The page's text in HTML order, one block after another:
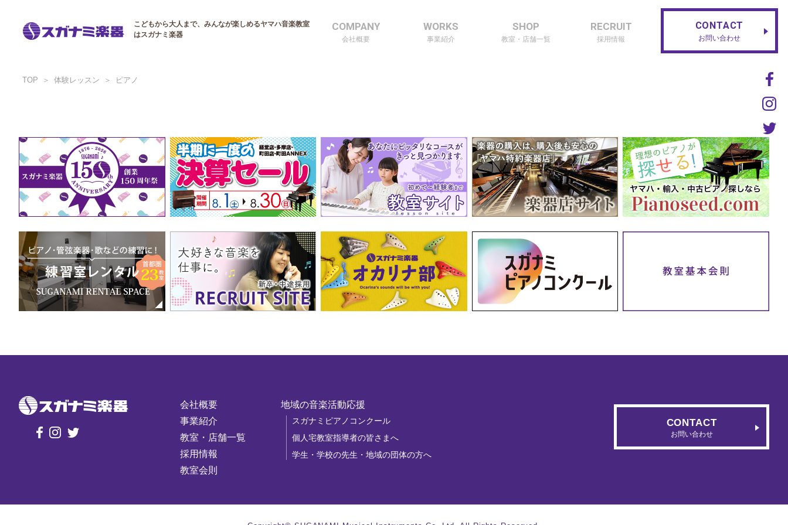
こどもから大人まで、みんなが楽しめるヤマハ音楽教室
はスガナミ楽器
COMPANY
会社概要
WORKS
事業紹介
SHOP
教室・店舗一覧
RECRUIT
採用情報
CONTACT
お問い合わせ
TOP 体験レッスン ピアノ
会社概要
事業紹介
教室・店舗一覧
採用情報
教室会則
地域の音楽活動応援
スガナミピアノコンクール
個人宅教室指導者の皆さまへ
学生・学校の先生・地域の団体の方へ
CONTACT
お問い合わせ